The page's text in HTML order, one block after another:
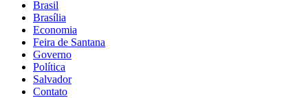
Brasil
Brasília
Economia
Feira de Santana
Governo
Política
Salvador
Contato